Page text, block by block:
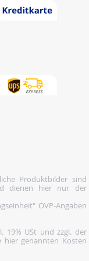
Produktbilder sind
dienen hier nur der
OVP-Angaben
19% USt und zzgl. der
genannten Kosten